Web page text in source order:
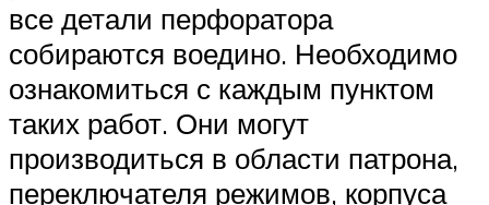
все детали перфоратора
собираются воедино. Необходимо
ознакомиться с каждым пунктом
таких работ. Они могут
производиться в области патрона,
переключателя режимов, корпуса